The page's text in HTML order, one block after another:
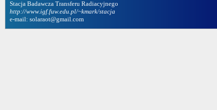
Stacja Badawcza Transferu Radiacyjnego
http://www.igf.fuw.edu.pl/~kmark/stacja
e-mail: solaraot@gmail.com